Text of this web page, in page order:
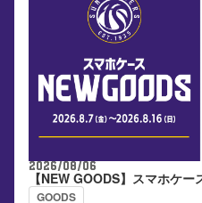
2026/08/06
【NEW GOODS】スマホケ
GOODS